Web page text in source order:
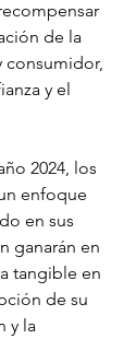
de la
consumidor,
y el
2024, los
enfoque
en sus
ganarán en
tangible en
de su
y la